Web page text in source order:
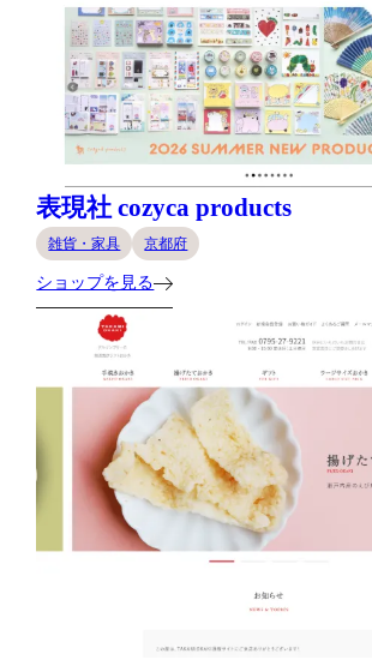
表現社 cozyca products
雑貨・家具 京都府
ショップを見る